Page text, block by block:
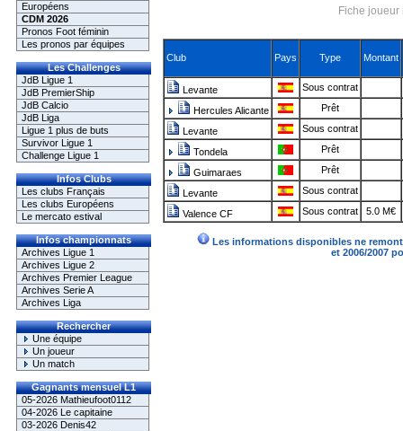
Européens
CDM 2026
Pronos Foot féminin
Les pronos par équipes
Les Challenges
JdB Ligue 1
JdB PremierShip
JdB Calcio
JdB Liga
Ligue 1 plus de buts
Survivor Ligue 1
Challenge Ligue 1
Infos Clubs
Les clubs Français
Les clubs Européens
Le mercato estival
Infos championnats
Archives Ligue 1
Archives Ligue 2
Archives Premier League
Archives Serie A
Archives Liga
Rechercher
Une équipe
Un joueur
Un match
Gagnants mensuel L1
05-2026 Mathieufoot0112
04-2026 Le capitaine
03-2026 Denis42
Fiche
Club Pays Type Montant
Levante Sous contrat
Hercules Alicante Prêt
Levante Sous contrat
Tondela Prêt
Guimaraes Prêt
Levante Sous contrat
Valence CF Sous contrat 5.0 M€
Les informations disponibles ne
et 2006/2007